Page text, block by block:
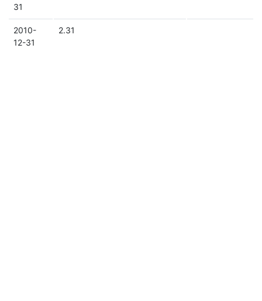
31
2010-
12-31
2.31